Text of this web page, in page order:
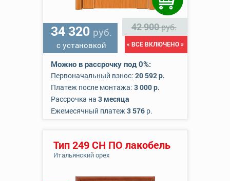
34 320 руб.
с установкой
42 900руб.
« ВСЕ ВКЛЮЧЕНО »
Можно в рассрочку под 0%:
Первоначальный взнос: 20 592 р.
Платеж после монтажа: 3 000 р.
Рассрочка на 3 месяца
Ежемесячный платеж3 576р.
Тип 249 СН ПО лакобель
Итальянский орех